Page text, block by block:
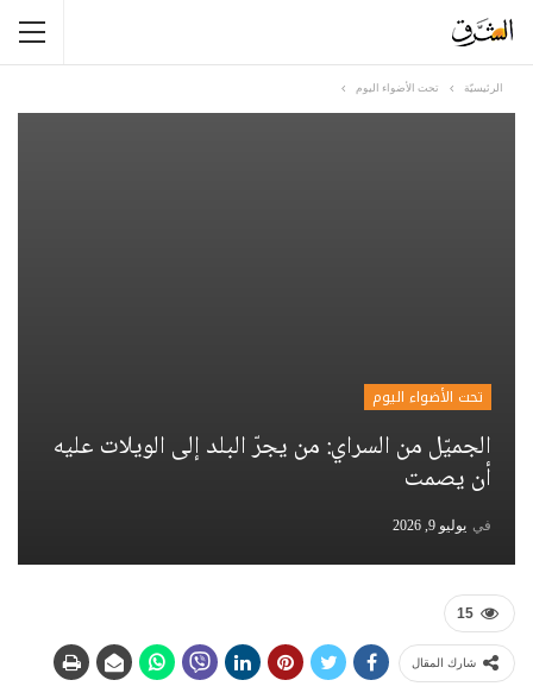
الرئيسيّة تحت الأضواء اليوم
تحت الأضواء اليوم
الجميّل من السراي: من يجرّ البلد إلى الويلات عليه
أن يصمت
في يوليو 9, 2026
15
شارك المقال